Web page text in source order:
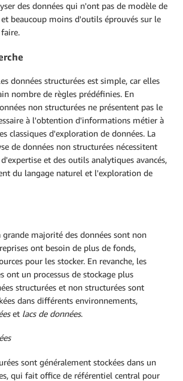
des données qui n'ont pas de modèle de
beaucoup moins d'outils éprouvés sur le
données structurées est simple, car elles
nombre de règles prédéfinies. En
non structurées ne présentent pas le
à l'obtention d'informations métier à
classiques d'exploration de données. La
de données non structurées nécessitent
et des outils analytiques avancés,
du langage naturel et l'exploration de
grande majorité des données sont non
ont besoin de plus de fonds,
pour les stocker. En revanche, les
ont un processus de stockage plus
structurées et non structurées sont
dans différents environnements,
et lacs de données.
sont généralement stockées dans un
qui fait office de référentiel central pour